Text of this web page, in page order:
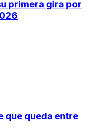
primera gira por
que queda entre